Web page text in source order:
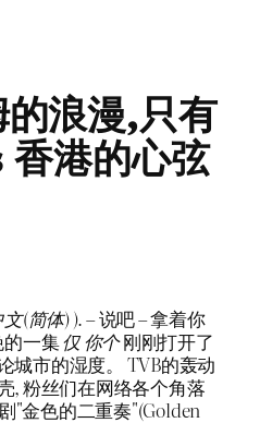
浪漫,只有
港的心弦
(简体) ).– 说吧 – 拿着你
一集仅 你个刚刚打开了
市的湿度。 TVB的轰动
, 粉丝们在网络各个角落
"金色的二重奏"(Golden